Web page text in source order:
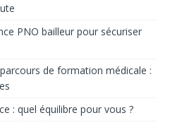
PNO bailleur pour sécuriser
de formation médicale :
: quel équilibre pour vous ?